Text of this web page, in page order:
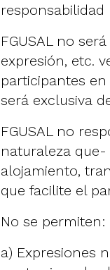
responsabilidad
FGUSAL no
expresión, etc.
participantes
será exclusiva
FGUSAL no
naturaleza
alojamiento,
que facilite el
No se permiten:
a) Expresiones